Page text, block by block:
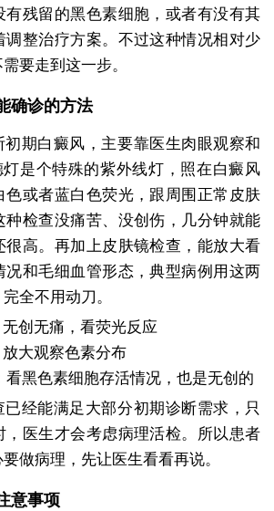
有残留的黑色素细胞，或者有没有其
调整治疗方案。不过这种情况相对少
要走到这一步。
确诊的方法
初期白癜风，主要靠医生肉眼观察和
灯是个特殊的紫外线灯，照在白癜风
色或者蓝白色荧光，跟周围正常皮肤
种检查没痛苦、没创伤，几分钟就能
很高。再加上皮肤镜检查，能放大看
况和毛细血管形态，典型病例用这两
全不用动刀。
创无痛，看荧光反应
大观察色素分布
看黑色素细胞存活情况，也是无创的
已经能满足大部分初期诊断需求，只
，医生才会考虑病理活检。所以患者
做病理，先让医生看看再说。
意事项